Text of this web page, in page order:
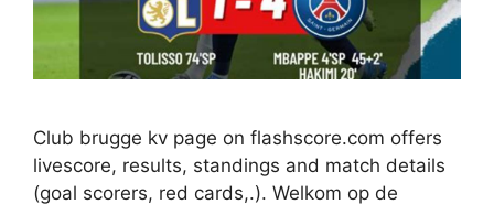
Club brugge kv page on flashscore.com offers
livescore, results, standings and match details
(goal scorers, red cards,.). Welkom op de